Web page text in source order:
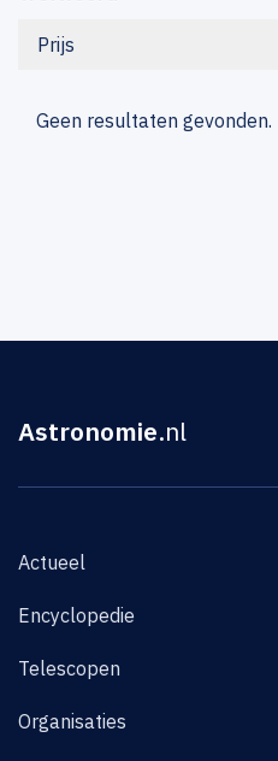
Prijs
Geen resultaten gevonden.
Astronomie.nl
Actueel
Encyclopedie
Telescopen
Organisaties